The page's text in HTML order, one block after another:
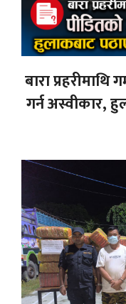
बारा प्रहरीमाथि
गर्न अस्वीकार,